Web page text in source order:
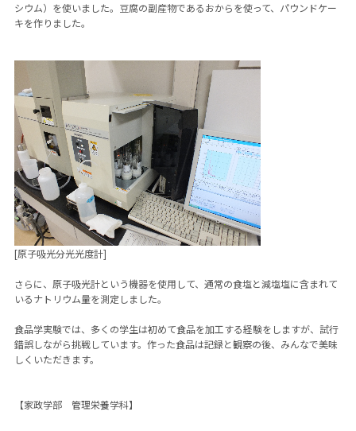
シウム）を使いました。豆腐の副産物であるおからを使って、パウンドケー
キを作りました。
[原子吸光分光光度計]
さらに、原子吸光計という機器を使用して、通常の食塩と減塩塩に含まれて
いるナトリウム量を測定しました。
食品学実験では、多くの学生は初めて食品を加工する経験をしますが、試行
錯誤しながら挑戦しています。作った食品は記録と観察の後、みんなで美味
しくいただきます。
【家政学部 管理栄養学科】